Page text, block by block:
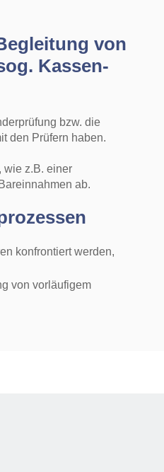
von
Kassen-
bzw. die
den Prüfern haben.
wie z.B. einer
ab.
konfrontiert werden,
von vorläufigem